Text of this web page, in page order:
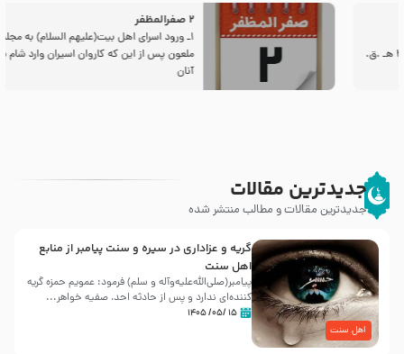
2 صفرالمظفر
1ـ ورود اسراى اهل بیت‌(علیهم السلام) به مجلس یزید
ملعون پس از این كه كاروان اسیران وارد شام شدند،
جدیدترین مقالات
جدیدترین مقالات و مطالب منتشر شده
اهل سنت
گریه و عزاداری در سیره و سنت پیامبر از منابع
اهل سنت
پیامبر(صلی‌الله‌علیه‌وآله و سلم) فرمود: عمویم حمزه گریه
کننده‌ای ندارد و پس از حادثه احد، صفیه خواهر...
۱۵ /۰۵/ ۱۴۰۵